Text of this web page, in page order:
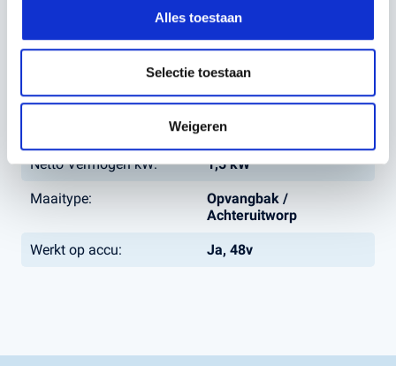
Alles toestaan
Selectie toestaan
Weigeren
Capaciteit werkgebied: 1000m²
Werkbreedte (cm): 51 cm
Maaihoogte min-max
(mm):
20 - 75 mm
Variabele snelheid
Netto Vermogen kW: 1,5 kW
Maaitype:
Opvangbak /
Achteruitworp
Werkt op accu: Ja, 48v